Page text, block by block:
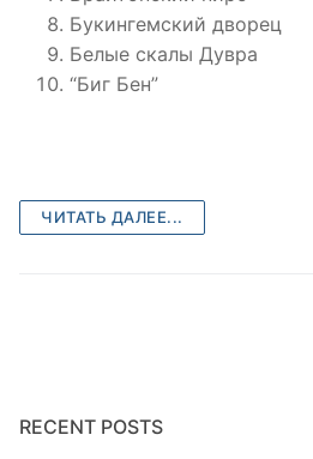
Букингемский дворец
Белые скалы Дувра
“Биг Бен”
ЧИТАТЬ ДАЛЕЕ...
RECENT POSTS